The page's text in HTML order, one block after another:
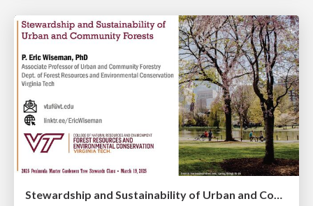
Stewardship and Sustainability of Urban and Community Forests